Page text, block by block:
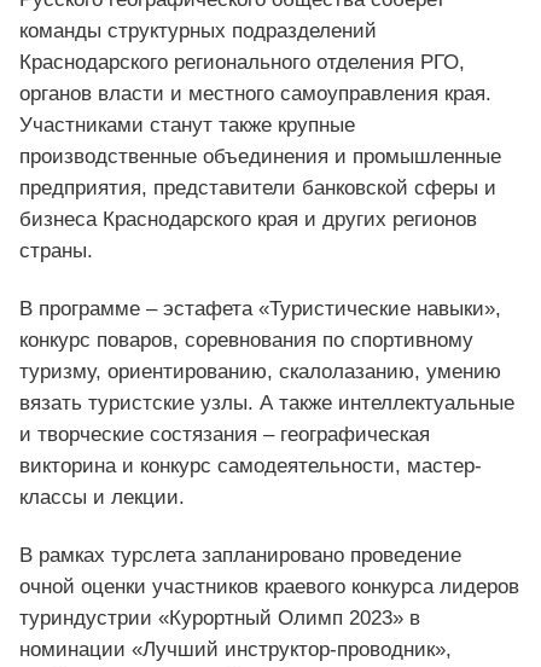
команды структурных подразделений
Краснодарского регионального отделения РГО,
органов власти и местного самоуправления края.
Участниками станут также крупные
производственные объединения и промышленные
предприятия, представители банковской сферы и
бизнеса Краснодарского края и других регионов
страны.
В программе – эстафета «Туристические навыки»,
конкурс поваров, соревнования по спортивному
туризму, ориентированию, скалолазанию, умению
вязать туристские узлы. А также интеллектуальные
и творческие состязания – географическая
викторина и конкурс самодеятельности, мастер-
классы и лекции.
В рамках турслета запланировано проведение
очной оценки участников краевого конкурса лидеров
туриндустрии «Курортный Олимп 2023» в
номинации «Лучший инструктор-проводник»,